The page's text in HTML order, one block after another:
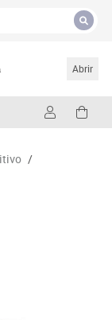
Abrir
/